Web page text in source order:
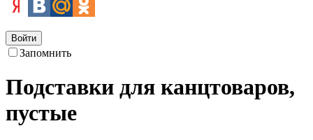
Войти
Запомнить
Подставки для канцтоваров,
пустые